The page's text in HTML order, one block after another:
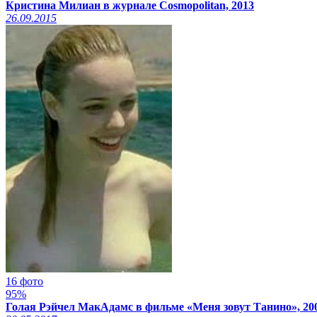
Кристина Милиан в журнале Cosmopolitan, 2013
26.09.2015
16 фото
95%
Голая Рэйчел МакАдамс в фильме «Меня зовут Танино»,